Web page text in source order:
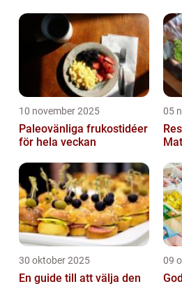
10 november 2025
Paleovänliga frukostidéer
för hela veckan
05
30 oktober 2025
En guide till att välja den
09